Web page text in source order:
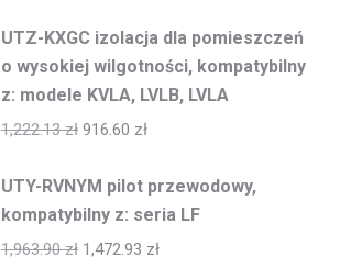
UTZ-KXGC izolacja dla pomieszczeń
o wysokiej wilgotności, kompatybilny
z: modele KVLA, LVLB, LVLA
1,222.13zł 916.60 zł
UTY-RVNYM pilot przewodowy,
kompatybilny z: seria LF
1,963.90zł 1,472.93 zł